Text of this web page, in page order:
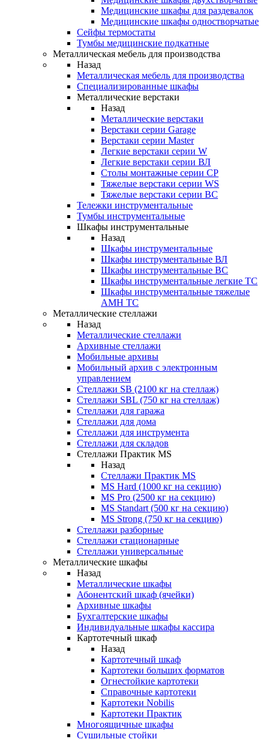
Медицинские шкафы для раздевалок
Медицинские шкафы одностворчатые
Сейфы термостаты
Тумбы медицинские подкатные
Металлическая мебель для производства
Назад
Металлическая мебель для производства
Cпециализированные шкафы
Металлические верстаки
Назад
Металлические верстаки
Верстаки серии Garage
Верстаки серии Master
Легкие верстаки серии W
Легкие верстаки серии ВЛ
Столы монтажные серии СР
Тяжелые верстаки серии WS
Тяжелые верстаки серии ВС
Тележки инструментальные
Тумбы инструментальные
Шкафы инструментальные
Назад
Шкафы инструментальные
Шкафы инструментальные ВЛ
Шкафы инструментальные ВС
Шкафы инструментальные легкие ТС
Шкафы инструментальные тяжелые
AMH TC
Металлические стеллажи
Назад
Металлические стеллажи
Архивные стеллажи
Мобильные архивы
Мобильный архив с электронным
управлением
Стеллажи SB (2100 кг на стеллаж)
Стеллажи SBL (750 кг на стеллаж)
Стеллажи для гаража
Стеллажи для дома
Стеллажи для инструмента
Стеллажи для складов
Стеллажи Практик MS
Назад
Стеллажи Практик MS
MS Hard (1000 кг на секцию)
MS Pro (2500 кг на секцию)
MS Standart (500 кг на секцию)
MS Strong (750 кг на секцию)
Стеллажи разборные
Стеллажи стационарные
Стеллажи универсальные
Металлические шкафы
Назад
Металлические шкафы
Абонентский шкаф (ячейки)
Архивные шкафы
Бухгалтерские шкафы
Индивидуальные шкафы кассира
Картотечный шкаф
Назад
Картотечный шкаф
Картотеки больших форматов
Огнестойкие картотеки
Справочные картотеки
Картотеки Nobilis
Картотеки Практик
Многоящичные шкафы
Сушильные стойки